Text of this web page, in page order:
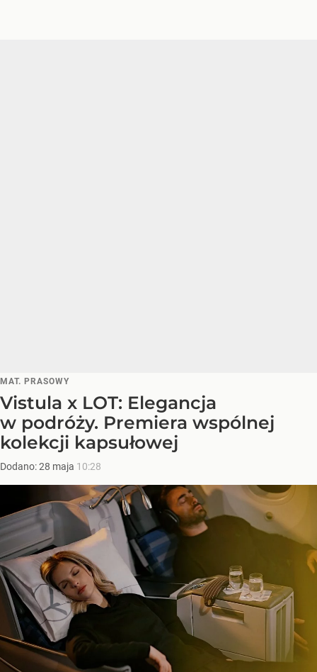
MAT. PRASOWY
Vistula x LOT: Elegancja
w podróży. Premiera wspólnej
kolekcji kapsułowej
Dodano:28 maja 10:28